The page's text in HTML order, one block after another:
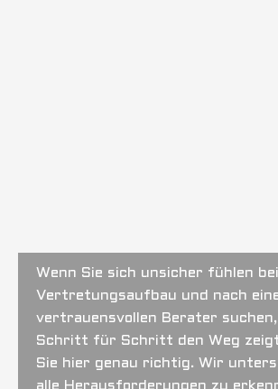
Wenn Sie sich unsicher fühlen
Vertretungsaufbau und nach
vertrauensvollen Berater
Schritt für Schritt den Weg
Sie hier genau richtig. Wir
alle Herausforderungen zu